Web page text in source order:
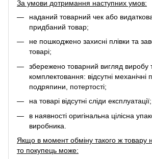
За умови дотримання наступних умов:
наданий товарний чек або
придбаний товар;
не пошкоджено захисні плівки та
товарі;
збережено товарний вигляд виробу
комплектовання: відсутні механічні
подряпини, потертості;
на товарі відсутні сліди експлуатації;
в наявності оригінальна цілісна
виробника.
Якщо в момент обміну такого ж товару
то покупець може: